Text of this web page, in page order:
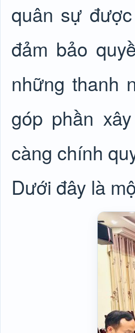
quân sự
đảm bảo
những thanh
góp phần
càng chính
Dưới đây là